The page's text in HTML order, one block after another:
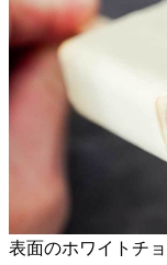
表面のホワイトチ